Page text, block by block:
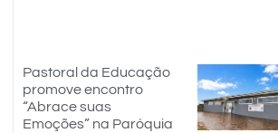
Pastoral da Educação
promove encontro
“Abrace suas
Emoções” na Paróquia